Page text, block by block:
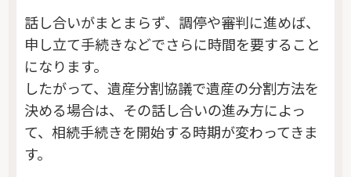
話し合いがまとまらず、調停や審判に進めば、
申し立て手続きなどでさらに時間を要すること
になります。
したがって、遺産分割協議で遺産の分割方法を
決める場合は、その話し合いの進み方によっ
て、相続手続きを開始する時期が変わってきま
す。